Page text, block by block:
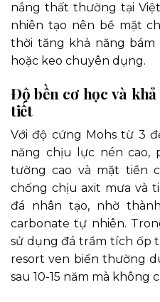
nắng thất thường tại
nhiên tạo nên bề mặt
thời tăng khả năng
hoặc keo chuyên dụng.
Độ bền cơ học và
tiết
Với độ cứng Mohs từ 3
năng chịu lực nén cao,
tường cao và mặt tiền
chống chịu axit mưa và
đá nhân tạo, nhờ
carbonate tự nhiên.
sử dụng đá trầm tích ốp
resort ven biển thường
sau 10-15 năm mà không